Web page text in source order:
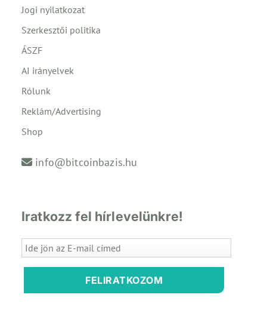
Jogi nyilatkozat
Szerkesztői politika
ÁSZF
AI irányelvek
Rólunk
Reklám/Advertising
Shop
info@bitcoinbazis.hu
Iratkozz fel hírlevelünkre!
FELIRATKOZOM